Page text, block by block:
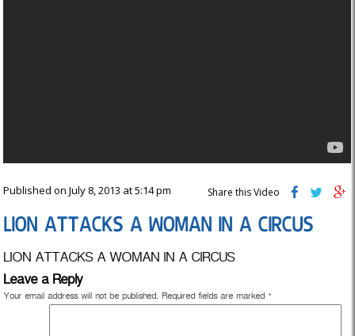
Published on July 8, 2013 at 5:14 pm Share this Video
LION ATTACKS A WOMAN IN A CIRCUS
LION ATTACKS A WOMAN IN A CIRCUS
Leave a Reply
Your email address will not be published. Required fields are marked *